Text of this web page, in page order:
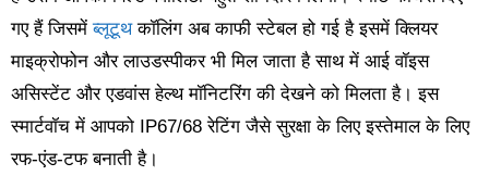
गए हैं जिसमेंब्लूटूथकॉलिंग अब काफी स्टेबल हो गई है इसमें क्लियर
माइक्रोफोन और लाउडस्पीकर भी मिल जाता है साथ में आई वॉइस
असिस्टेंट और एडवांस हेल्थ मॉनिटरिंग की देखने को मिलता है। इस
स्मार्टवॉच में आपको IP67/68 रेटिंग जैसे सुरक्षा के लिए इस्तेमाल के लिए
रफ-एंड-टफ बनाती है।